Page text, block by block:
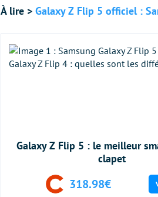
À lire > Galaxy Z Flip 5 officiel :
Galaxy Z Flip 5 : le meilleur
clapet
318.98€